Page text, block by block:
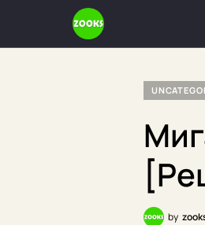
by